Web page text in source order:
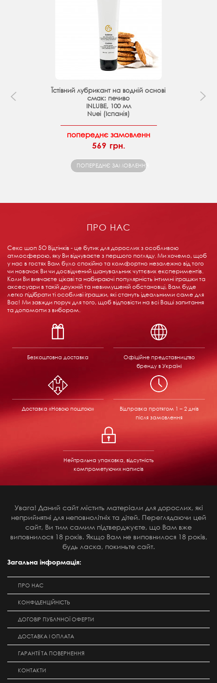
Їстівний лубрикант на водній основі
смак: печиво
INLUBE, 100 мл
Nuei (Іспанія)
попереднє замовленн
569 грн.
ПОПЕРЕДНЄ ЗАМОВЛЕННЯ
ПРО НАС
Секс шоп 5О Відтінків - це бутик для дорослих з особливою
атмосферою, яку Ви відчуваєте з першого погляду. Ми хочемо, щоб
у нас в гостях Вам було спокійно та комфортно незалежно від того
чи новачок Ви чи досвідчений шанувальник чуттєвих експериментів.
Коли Ви вивчаєте цікаві та набираючі популярність інтимні іграшки та
аксесуари в такій дружній та невимушеній обстановці, Вам буде
легко підібрати ті особливі іграшки, які стануть ідеальними саме для
Вас! Ми завжди поруч для того, щоб відповісти на всі Ваші запитання
та допомогти з вибором.
Безкоштовна доставка
Офіційне представництво
бренду в Україні
Доставка «Новою поштою» Відправка протягом 1 – 2 днів
після замовлення
Нейтральна упаковка, відсутність
компрометуючих написів
Увага! Даний сайт містить матеріали для дорослих, які
неприйнятні для неповнолітніх та дітей. Переглядаючи цей
сайт, Ви тим самим підтверджуєте, що Вам вже
виповнилося 18 років. Якщо Вам не виповнилося 18 років,
будь ласка, покиньте сайт.
Загальна інформація:
ПРО НАС
КОНФІДЕНЦІЙНІСТЬ
ДОГОВІР ПУБЛІЧНОЇ ОФЕРТИ
ДОСТАВКА І ОПЛАТА
ГАРАНТІЇ ТА ПОВЕРНЕННЯ
КОНТАКТИ